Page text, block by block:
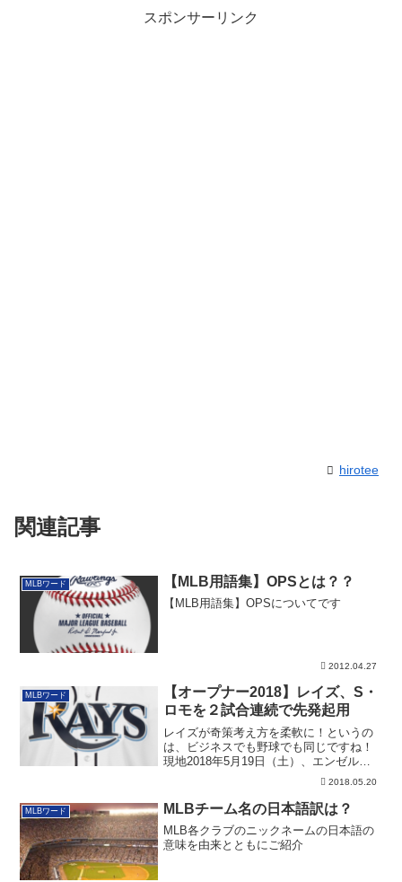
スポンサーリンク
hirotee
関連記事
MLBワード 【MLB用語集】OPSとは？？
【MLB用語集】OPSについてです
2012.04.27
MLBワード
【オープナー2018】レイズ、S・
ロモを２試合連続で先発起用
レイズが奇策考え方を柔軟に！というの
は、ビジネスでも野球でも同じですね！
現地2018年5月19日（土）、エンゼルス
2018.05.20
MLBワード MLBチーム名の日本語訳は？
MLB各クラブのニックネームの日本語の
意味を由来とともにご紹介